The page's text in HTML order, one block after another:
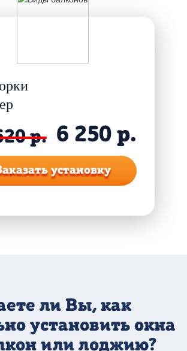
р. 6 250 р.
установку
ли Вы, как
установить окна
или лоджию?